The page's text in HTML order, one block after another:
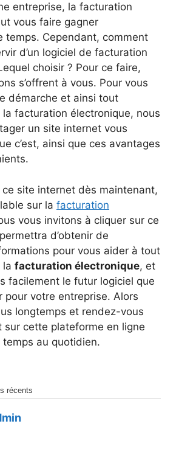
entreprise, la facturation
vous faire gagner
temps. Cependant, comment
d’un logiciel de facturation
choisir ? Pour ce faire,
s’offrent à vous. Pour vous
démarche et ainsi tout
facturation électronique, nous
un site internet vous
c’est, ainsi que ces avantages
ce site internet dès maintenant,
sur la facturation
vous invitons à cliquer sur ce
d’obtenir de
pour vous aider à tout
la facturation électronique, et
facilement le futur logiciel que
pour votre entreprise. Alors
longtemps et rendez-vous
sur cette plateforme en ligne
au quotidien.
récents